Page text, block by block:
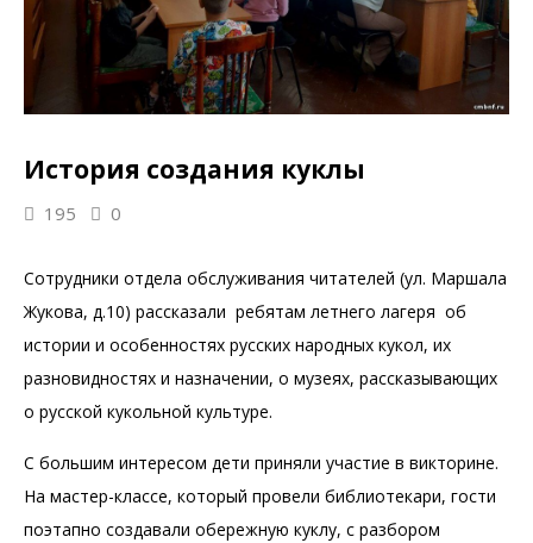
История создания куклы
195 0
Сотрудники отдела обслуживания читателей (ул. Маршала
Жукова, д.10) рассказали ребятам летнего лагеря об
истории и особенностях русских народных кукол, их
разновидностях и назначении, о музеях, рассказывающих
о русской кукольной культуре.
С большим интересом дети приняли участие в викторине.
На мастер-классе, который провели библиотекари, гости
поэтапно создавали обережную куклу, с разбором